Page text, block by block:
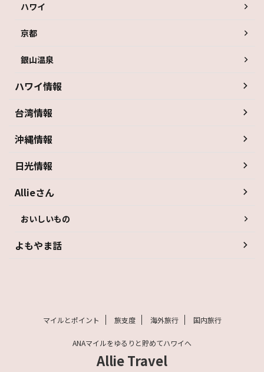
ハワイ
京都
銀山温泉
ハワイ情報
台湾情報
沖縄情報
日光情報
Allieさん
おいしいもの
よもやま話
マイルとポイント 旅支度 海外旅行 国内旅行
ANAマイルをゆるりと貯めてハワイへ
Allie Travel